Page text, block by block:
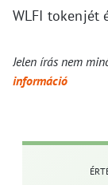
WLFI tokenjét
Jelen írás nem
információ